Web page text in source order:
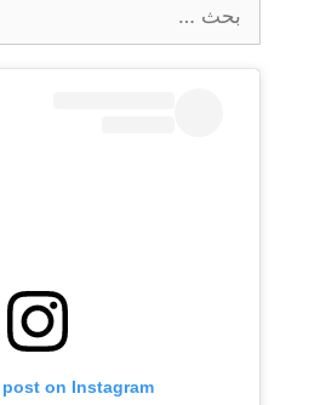
عن:
on Instagram